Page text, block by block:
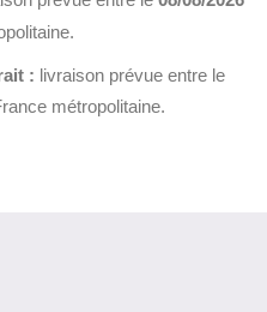
: livraison prévue entre le
métropolitaine.